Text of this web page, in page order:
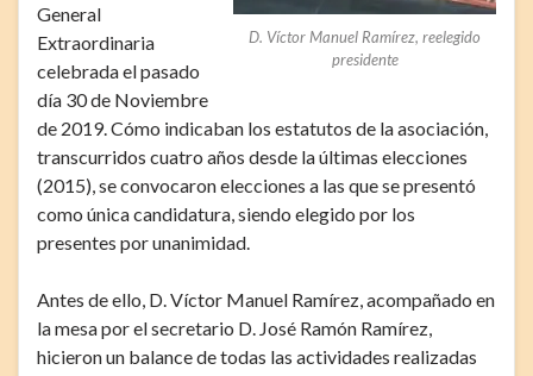
D. Víctor Manuel Ramírez, reelegido
presidente
General
Extraordinaria
celebrada el pasado
día 30 de Noviembre
de 2019. Cómo indicaban los estatutos de la asociación,
transcurridos cuatro años desde la últimas elecciones
(2015), se convocaron elecciones a las que se presentó
como única candidatura, siendo elegido por los
presentes por unanimidad.
Antes de ello, D. Víctor Manuel Ramírez, acompañado en
la mesa por el secretario D. José Ramón Ramírez,
hicieron un balance de todas las actividades realizadas